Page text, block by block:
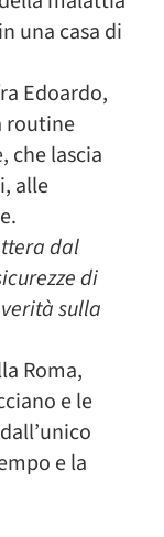
una casa di
Edoardo,
routine
che lascia
alle
dal
di
sulla
Roma,
e le
e la